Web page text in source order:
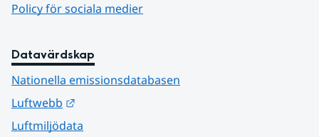
Policy för sociala medier
Datavärdskap
Nationella emissionsdatabasen
Luftwebb
Luftmiljödata